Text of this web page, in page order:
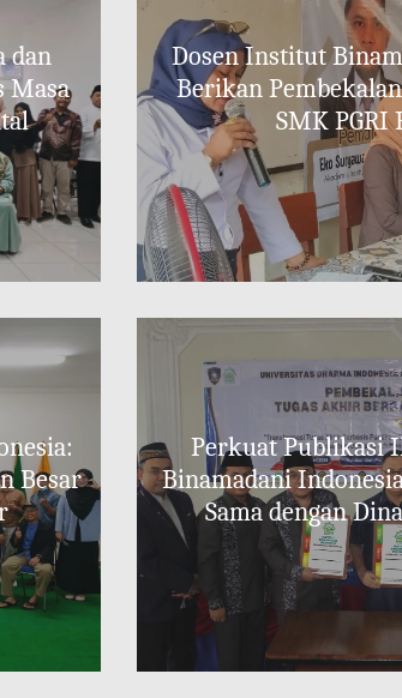
dan
Masa
Dosen Institut
Berikan
SMK PGRI
Besar
Perkuat Publikasi
Binamadani
Sama dengan